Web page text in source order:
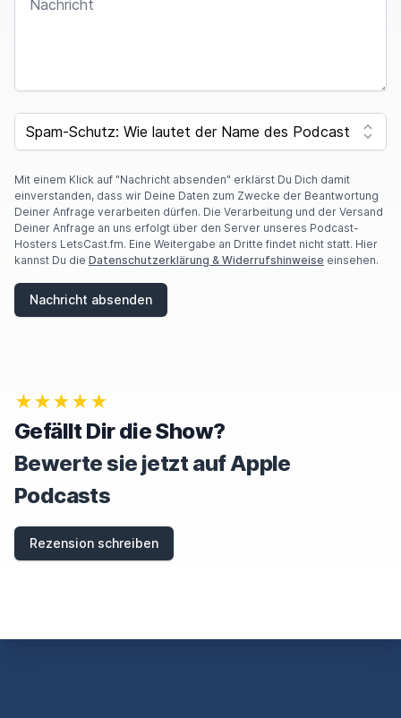
F
O
A
R
E
A
H
U
R
E
T
H
I
S
F
E
SPAM CAPTCHA
Mit einem Klick auf "Nachricht absenden" erklärst Du Dich damit
einverstanden, dass wir Deine Daten zum Zwecke der Beantwortung
Deiner Anfrage verarbeiten dürfen. Die Verarbeitung und der Versand
Deiner Anfrage an uns erfolgt über den Server unseres Podcast-
Hosters LetsCast.fm. Eine Weitergabe an Dritte findet nicht statt. Hier
kannst Du die Datenschutzerklärung & Widerrufshinweise einsehen.
Nachricht absenden
★★★★★
Gefällt Dir die Show?
Bewerte sie jetzt auf Apple
Podcasts
Rezension schreiben